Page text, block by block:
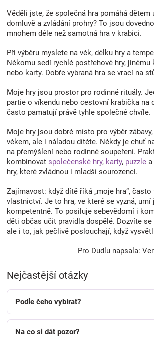
r
v
k
y
v
ý
p
i
u
Věděli jste, že společná hra pomáhá dětem
domluvě a zvládání prohry? To jsou
mnohem déle než samotná hra v krabici.
Při výběru myslete na věk, délku hry a
Někomu sedí rychlé postřehové hry,
nebo karty. Dobře vybraná hra se vrací na
Moje hry jsou prostor pro rodinné rituály.
partie o víkendu nebo cestovní krabička na
často pamatují právě tyhle společné chvíle.
Moje hry jsou dobré místo pro výběr
věkem, ale i náladou dítěte. Někdy je chuť
na přemýšlení nebo rodinné soupeření.
kombinovat společenské hry, karty, puzzle
hry, které zvládnou i mladší sourozenci.
Zajímavost: když dítě říká „moje hra“,
vlastnictví. Je to hra, ve které se vyzná,
kompetentně. To posiluje sebevědomí i
děti občas učit pravidla dospělé. Dozvíte se
ale i to, jak pečlivě poslouchají, když
Pro Dudlu napsala:
Nejčastější otázky
Podle čeho vybírat?
Na co si dát pozor?